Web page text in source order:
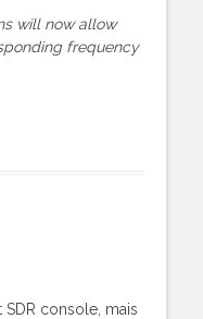
will now allow
frequency
console, mais